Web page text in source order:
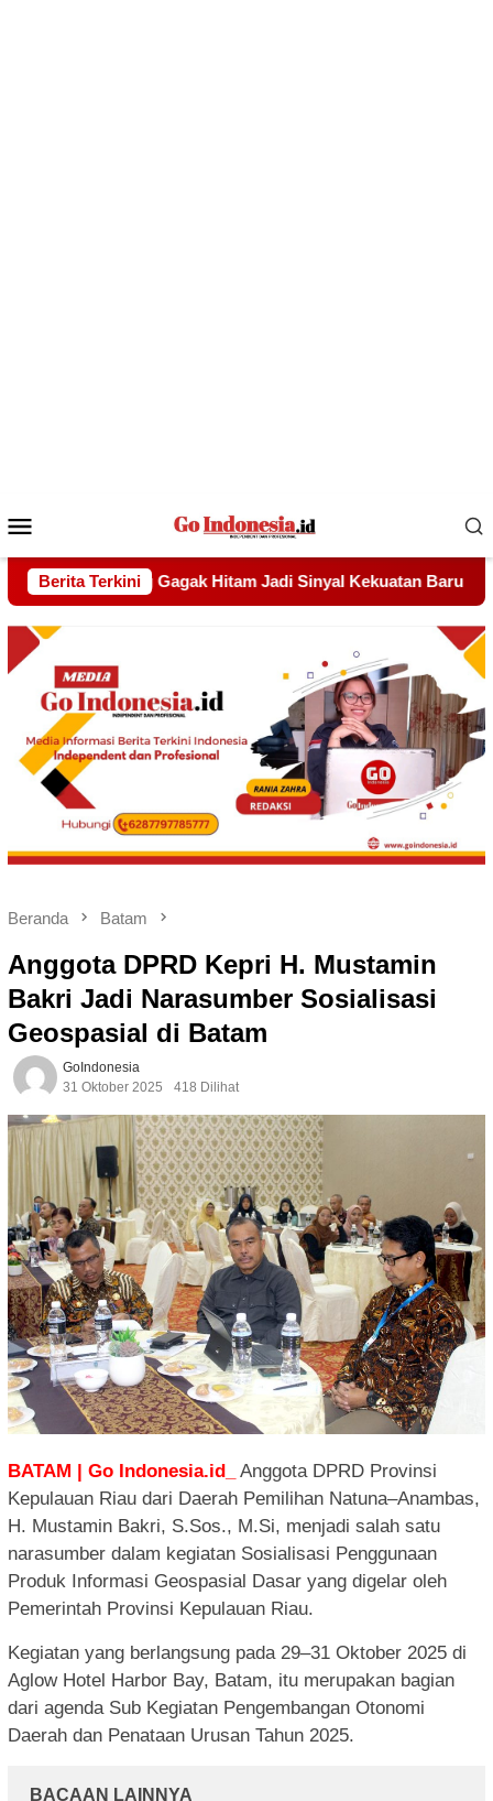
Mobile
Berita Terkini
Kekuatan Baru Pelantikan Panglima Sambang
Beranda Batam
Anggota DPRD Kepri H. Mustamin
Bakri Jadi Narasumber Sosialisasi
Geospasial di Batam
GoIndonesia
31 Oktober 2025
418 Dilihat
BATAM | Go Indonesia.id_
Anggota DPRD Provinsi
Kepulauan Riau dari Daerah Pemilihan Natuna–Anambas,
H. Mustamin Bakri, S.Sos., M.Si, menjadi salah satu
narasumber dalam kegiatan Sosialisasi Penggunaan
Produk Informasi Geospasial Dasar yang digelar oleh
Pemerintah Provinsi Kepulauan Riau.
Kegiatan yang berlangsung pada 29–31 Oktober 2025 di
Aglow Hotel Harbor Bay, Batam, itu merupakan bagian
dari agenda Sub Kegiatan Pengembangan Otonomi
Daerah dan Penataan Urusan Tahun 2025.
BACAAN LAINNYA